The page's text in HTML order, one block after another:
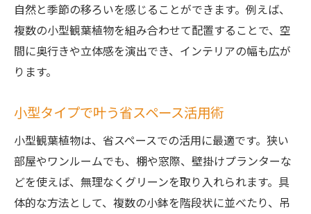
自然と季節の移ろいを感じることができます。例えば、
複数の小型観葉植物を組み合わせて配置することで、空
間に奥行きや立体感を演出でき、インテリアの幅も広が
ります。
小型タイプで叶う省スペース活用術
小型観葉植物は、省スペースでの活用に最適です。狭い
部屋やワンルームでも、棚や窓際、壁掛けプランターな
どを使えば、無理なくグリーンを取り入れられます。具
体的な方法として、複数の小鉢を階段状に並べたり、吊